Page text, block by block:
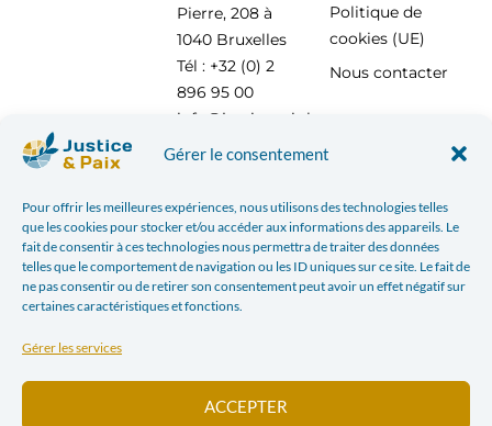
Gérer le consentement
Pour offrir les meilleures expériences, nous utilisons des technologies telles
que les cookies pour stocker et/ou accéder aux informations des appareils. Le
fait de consentir à ces technologies nous permettra de traiter des données
telles que le comportement de navigation ou les ID uniques sur ce site. Le fait de
ne pas consentir ou de retirer son consentement peut avoir un effet négatif sur
certaines caractéristiques et fonctions.
Gérer les services
ACCEPTER
Pierre, 208 à
1040 Bruxelles
Tél : +32 (0) 2
896 95 00
info@justicepaix.be
Politique de
cookies (UE)
Nous contacter
Avec le soutien de :